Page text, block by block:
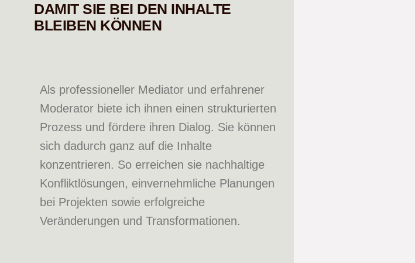
DAMIT SIE BEI DEN INHALTE
BLEIBEN KÖNNEN
Als professioneller Mediator und erfahrener
Moderator biete ich ihnen einen strukturierten
Prozess und fördere ihren Dialog. Sie können
sich dadurch ganz auf die Inhalte
konzentrieren. So erreichen sie nachhaltige
Konfliktlösungen, einvernehmliche Planungen
bei Projekten sowie erfolgreiche
Veränderungen und Transformationen.